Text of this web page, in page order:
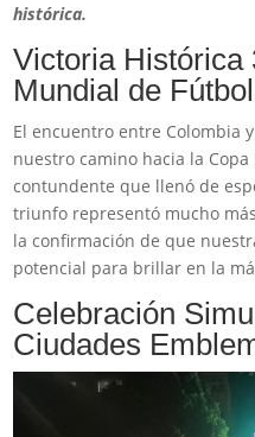
histórica.
Victoria Histórica
Mundial de Fútbol
El encuentro entre Colombia
nuestro camino hacia la
contundente que llenó de
triunfo representó mucho
la confirmación de que
potencial para brillar en la
Celebración
Ciudades